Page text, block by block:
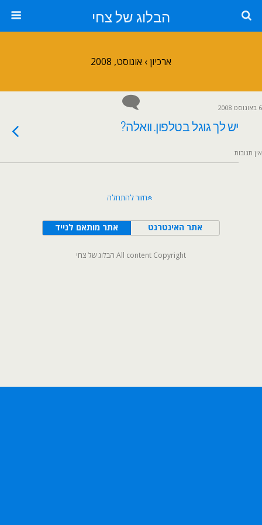
הבלוג של צחי
ארכיון › אוגוסט, 2008
6 באוגוסט 2008
יש לך גוגל בטלפון. וואלה?
אין תגובות
חזור להתחלה
אתר מותאם לנייד אתר האינטרנט
All content Copyright הבלוג של צחי